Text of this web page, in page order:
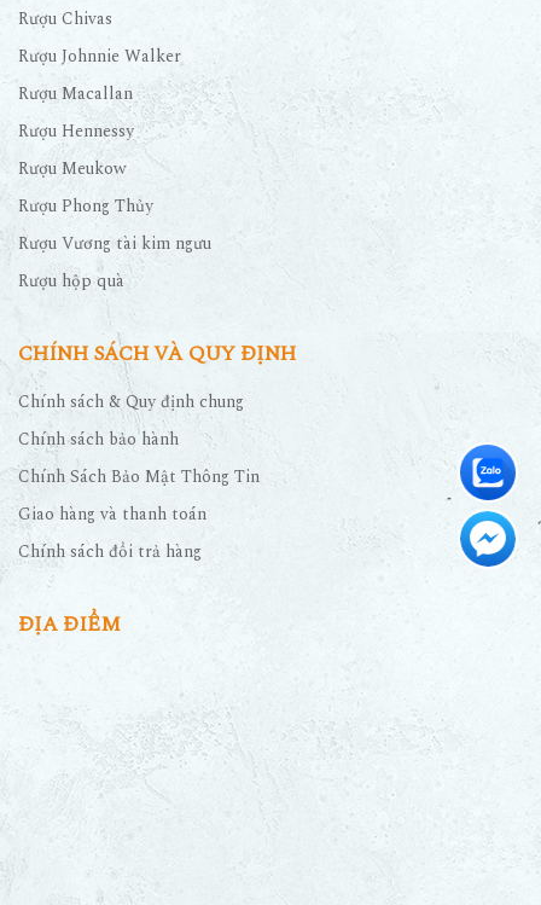
Rượu Chivas
Rượu Johnnie Walker
Rượu Macallan
Rượu Hennessy
Rượu Meukow
Rượu Phong Thủy
Rượu Vương tài kim ngưu
Rượu hộp quà
CHÍNH SÁCH VÀ QUY ĐỊNH
Chính sách & Quy định chung
Chính sách bảo hành
Chính Sách Bảo Mật Thông Tin
Giao hàng và thanh toán
Chính sách đổi trả hàng
ĐỊA ĐIỂM